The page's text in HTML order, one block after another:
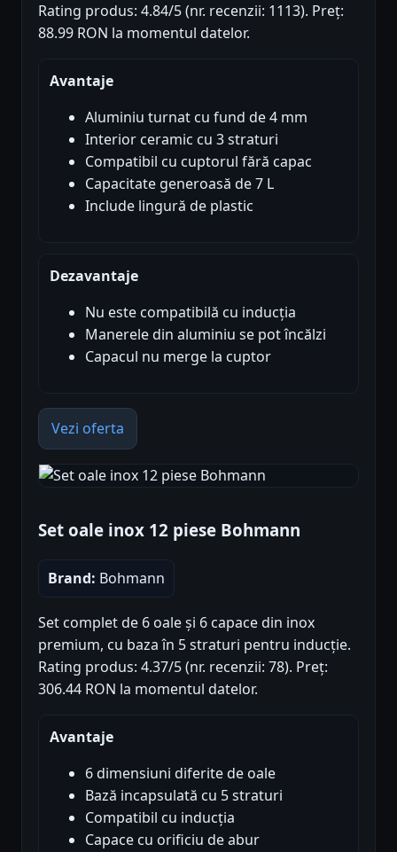
Rating produs: 4.84/5 (nr. recenzii: 1113). Preț:
88.99 RON la momentul datelor.
Avantaje
Aluminiu turnat cu fund de 4 mm
Interior ceramic cu 3 straturi
Compatibil cu cuptorul fără capac
Capacitate generoasă de 7 L
Include lingură de plastic
Dezavantaje
Nu este compatibilă cu inducția
Manerele din aluminiu se pot încălzi
Capacul nu merge la cuptor
Vezi oferta
Set oale inox 12 piese Bohmann
Brand: Bohmann
Set complet de 6 oale și 6 capace din inox
premium, cu baza în 5 straturi pentru inducție.
Rating produs: 4.37/5 (nr. recenzii: 78). Preț:
306.44 RON la momentul datelor.
Avantaje
6 dimensiuni diferite de oale
Bază incapsulată cu 5 straturi
Compatibil cu inducția
Capace cu orificiu de abur